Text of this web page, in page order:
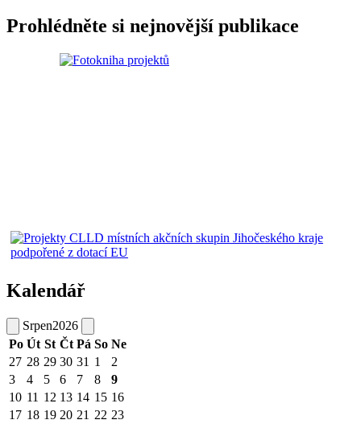
Prohlédněte si nejnovější publikace
Kalendář
Srpen2026
Po Út St Čt Pá So Ne
27 28 29 30 31 1
2
3
4 5 6 7 8
9
10 11 12 13 14 15 16
17 18 19 20 21 22 23